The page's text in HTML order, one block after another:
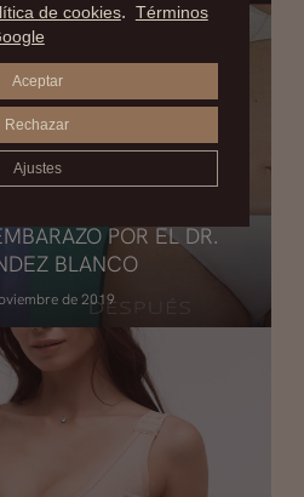
POR EL DR.
BLANCO
de 2019
de cookies. Términos
Aceptar
Rechazar
Ajustes